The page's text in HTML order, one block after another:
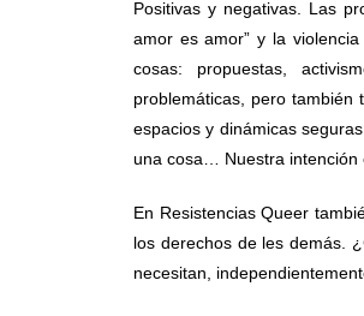
Positivas y negativas. Las
amor es amor” y la
cosas: propuestas,
problemáticas, pero también
espacios y dinámicas
una cosa… Nuestra intención
En Resistencias Queer
los derechos de les demás.
necesitan,